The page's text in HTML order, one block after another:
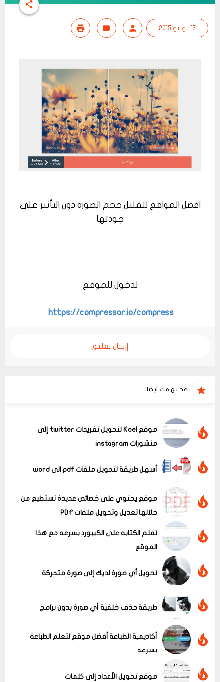
17 يوليو 2015
افضل المواقع لتقليل حجم الصورة دون التأثير على
جودتها
لدخول للموقع
https://compressor.io/compress
إرسال تعليق
قد يهمك ايضا
عرض الكل
موقع Koel لتحويل تغريدات twitter إلى
منشورات instagram
أسهل طريقة لتحويل ملفات pdf الى word
موقع يحتوي على خصائص عديدة تستطيع من
خلالها تعديل وتحويل ملفات PDF
تعلم الكتابه على الكيبورد بسرعه مع هذا
الموقع
تحويل أي صورة لديك إلى صورة متحركة
طريقة حذف خلفية أي صورة بدون برامج
أكاديمية الطباعة أفضل موقع لتعلم الطباعة
بسرعه
موقع تحويل الأعداد إلى كلمات